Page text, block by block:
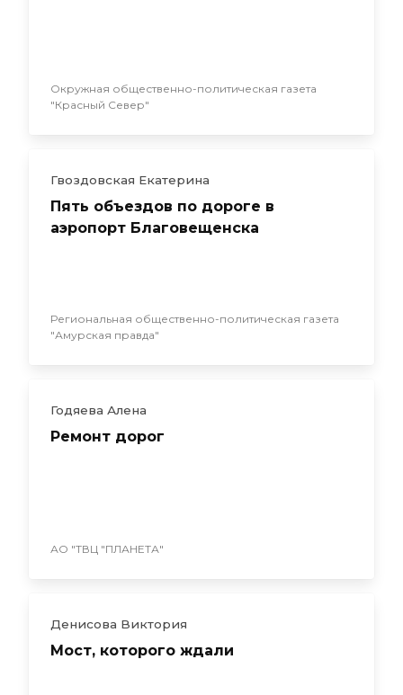
Окружная общественно-политическая газета
"Красный Север"
Гвоздовская Екатерина
Пять объездов по дороге в
аэропорт Благовещенска
Региональная общественно-политическая газета
"Амурская правда"
Годяева Алена
Ремонт дорог
АО "ТВЦ "ПЛАНЕТА"
Денисова Виктория
Мост, которого ждали